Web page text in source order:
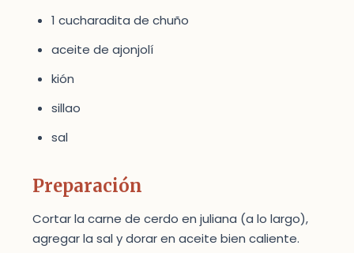
1 cucharadita de chuño
aceite de ajonjolí
kión
sillao
sal
Preparación
Cortar la carne de cerdo en juliana (a lo largo),
agregar la sal y dorar en aceite bien caliente.